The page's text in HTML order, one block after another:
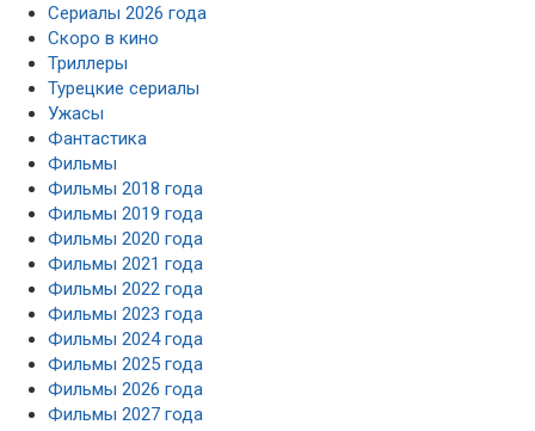
Сериалы 2026 года
Скоро в кино
Триллеры
Турецкие сериалы
Ужасы
Фантастика
Фильмы
Фильмы 2018 года
Фильмы 2019 года
Фильмы 2020 года
Фильмы 2021 года
Фильмы 2022 года
Фильмы 2023 года
Фильмы 2024 года
Фильмы 2025 года
Фильмы 2026 года
Фильмы 2027 года